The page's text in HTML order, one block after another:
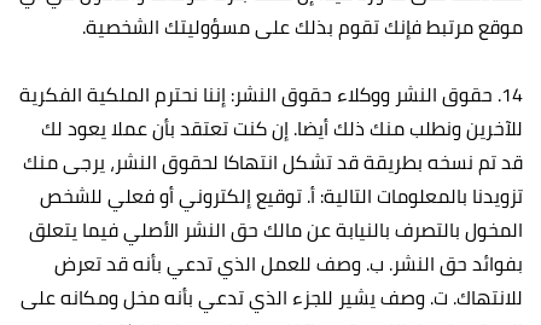
موقع مرتبط فإنك تقوم بذلك على مسؤوليتك الشخصية.
14. حقوق النشر ووكلاء حقوق النشر: إننا نحترم الملكية الفكرية
للآخرين ونطلب منك ذلك أيضا. إن كنت تعتقد بأن عملا يعود لك
قد تم نسخه بطريقة قد تشكل انتهاكا لحقوق النشر، يرجى منك
تزويدنا بالمعلومات التالية: أ‌. توقيع إلكتروني أو فعلي للشخص
المخول بالتصرف بالنيابة عن مالك حق النشر الأصلي فيما يتعلق
بفوائد حق النشر. ب‌. وصف للعمل الذي تدعي بأنه قد تعرض
للانتهاك. ت‌. وصف يشير للجزء الذي تدعي بأنه مخل ومكانه على